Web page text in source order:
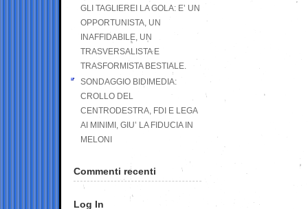
GLI TAGLIEREI LA GOLA: E’ UN
OPPORTUNISTA, UN
INAFFIDABILE, UN
TRASVERSALISTA E
TRASFORMISTA BESTIALE.
SONDAGGIO BIDIMEDIA:
CROLLO DEL
CENTRODESTRA, FDI E LEGA
AI MINIMI, GIU’ LA FIDUCIA IN
MELONI
Commenti recenti
Log In